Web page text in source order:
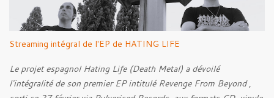
Streaming intégral de l'EP de HATING LIFE
Le projet espagnol Hating Life (Death Metal) a dévoilé
l'intégralité de son premier EP intitulé Revenge From Beyond ,